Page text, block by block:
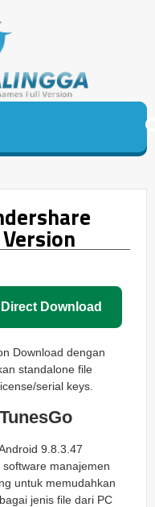
Direct Download
Download dengan
standalone file
serial keys.
9.8.3.47
manajemen
untuk memudahkan
jenis file dari PC